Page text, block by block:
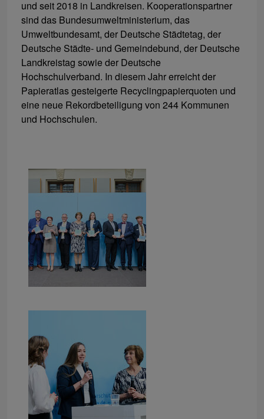
und seit 2018 in Landkreisen. Kooperationspartner
sind das Bundesumweltministerium, das
Umweltbundesamt, der Deutsche Städtetag, der
Deutsche Städte- und Gemeindebund, der Deutsche
Landkreistag sowie der Deutsche
Hochschulverband. In diesem Jahr erreicht der
Papieratlas gesteigerte Recyclingpapierquoten und
eine neue Rekordbeteiligung von 244 Kommunen
und Hochschulen.